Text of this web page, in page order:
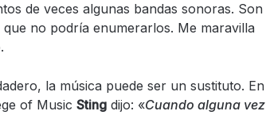
de veces algunas bandas sonoras. Son
no podría enumerarlos. Me maravilla
la música puede ser un sustituto. En
of Music Stingdijo: «Cuando alguna vez